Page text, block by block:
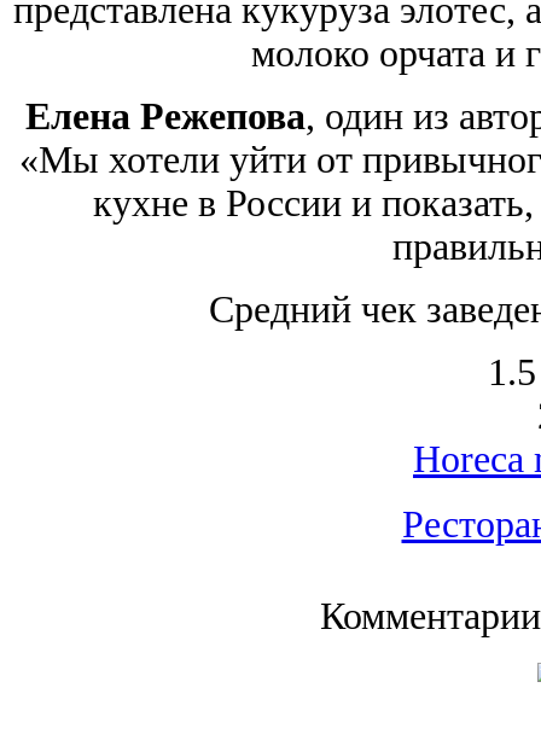
представлена кукуруза
молоко орчата и
Елена Режепова, один из
«Мы хотели уйти от
кухне в России и
Средний чек
Horeca